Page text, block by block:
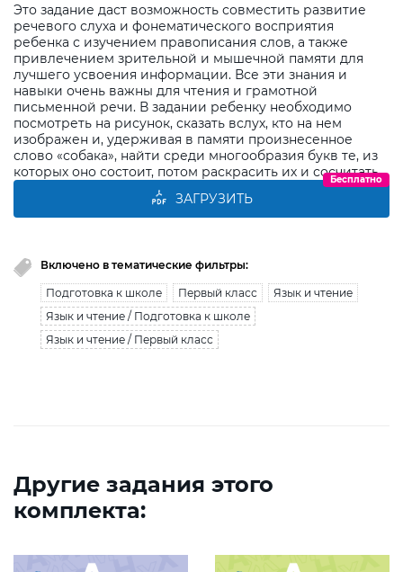
Это задание даст возможность совместить развитие
речевого слуха и фонематического восприятия
ребенка с изучением правописания слов, а также
привлечением зрительной и мышечной памяти для
лучшего усвоения информации. Все эти знания и
навыки очень важны для чтения и грамотной
письменной речи. В задании ребенку необходимо
посмотреть на рисунок, сказать вслух, кто на нем
изображен и, удерживая в памяти произнесенное
слово «собака», найти среди многообразия букв те, из
которых оно состоит, потом раскрасить их и сосчитать.
ЗАГРУЗИТЬ
Бесплатно
Включено в тематические фильтры:
Подготовка к школе Первый класс
Язык и чтение
Язык и чтение / Подготовка к школе
Язык и чтение / Первый класс
Другие задания этого
комплекта: